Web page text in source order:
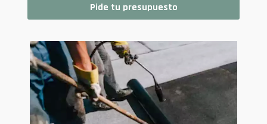
Pide tu presupuesto